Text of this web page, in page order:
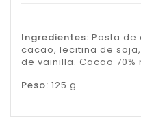
Ingredientes: Pasta de
cacao, lecitina de
de vainilla. Cacao 70%
Peso: 125 g